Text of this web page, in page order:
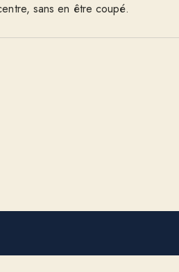
sans en être coupé.